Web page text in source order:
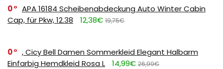
0
APA 16184 Scheibenabdeckung Auto Winter Cabin
Cap, für Pkw, 12.38
12,38€ 19,75€
0
, Cicy Bell Damen Sommerkleid Elegant Halbarm
Einfarbig Hemdkleid Rosa L
14,99€ 26,99€